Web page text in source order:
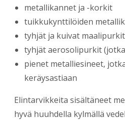
metallikannet ja -korkit
tuikkukynttilöiden
tyhjät ja kuivat maalipurkit
tyhjät aerosolipurkit
pienet metalliesineet,
keräysastiaan
Elintarvikkeita sisältäneet
hyvä huuhdella kylmällä